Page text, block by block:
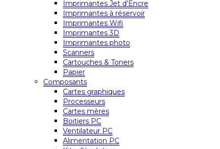
Imprimantes Jet d’Encre
Imprimantes à réservoir
Imprimantes Wifi
Imprimantes 3D
Imprimantes photo
Scanners
Cartouches & Toners
Papier
Composants
Cartes graphiques
Processeurs
Cartes mères
Boitiers PC
Ventilateur PC
Alimentation PC